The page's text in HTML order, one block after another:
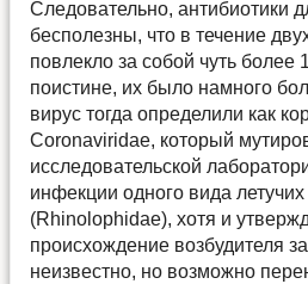
Следовательно, антибиотики
бесполезны, что в течение
повлекло за собой чуть
поистине, их было намного
вирус тогда определили как
Coronaviridae, который
исследовательской
инфекции одного вида
(Rhinolophidae), хотя и
происхождение возбудителя
неизвестно, но возможно